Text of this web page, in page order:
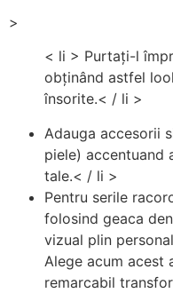
>
< li > Purtați-l
obținând astfel
însorite.< / li >
Adauga accesorii
piele) accentuand
tale.< / li >
Pentru serile
folosind geaca
vizual plin
Alege acum acest
remarcabil